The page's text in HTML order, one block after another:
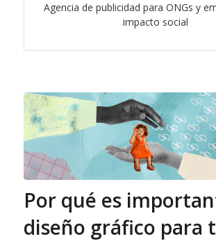
Agencia de publicidad para ONGs y
impacto social
Por qué es
diseño gráfico para